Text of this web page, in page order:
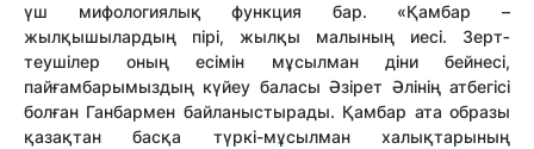
үш ми­фологиялық функция бар. «Қам­бар –
жылқышылардың пірі, жылқы малының иесі. Зерт­
теушілер оның есімін мұсылман діни бейнесі,
пайғамбарымыздың күйеу баласы Әзірет Әлінің ат­бе­гісі
болған Ганбармен байла­ныс­тырады. Қамбар ата образы
қа­зақтан басқа түркі-мұсылман ха­лықтарының